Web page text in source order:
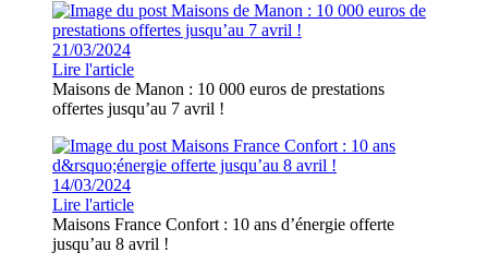
21/03/2024
Lire l'article
Maisons de Manon : 10 000 euros de prestations
offertes jusqu’au 7 avril !
14/03/2024
Lire l'article
Maisons France Confort : 10 ans d’énergie offerte
jusqu’au 8 avril !